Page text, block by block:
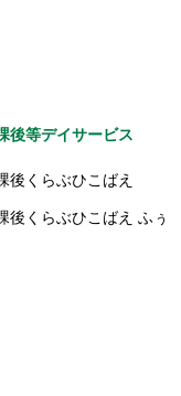
後等デイサービス
後くらぶひこばえ
後くらぶひこばえ ふぅ